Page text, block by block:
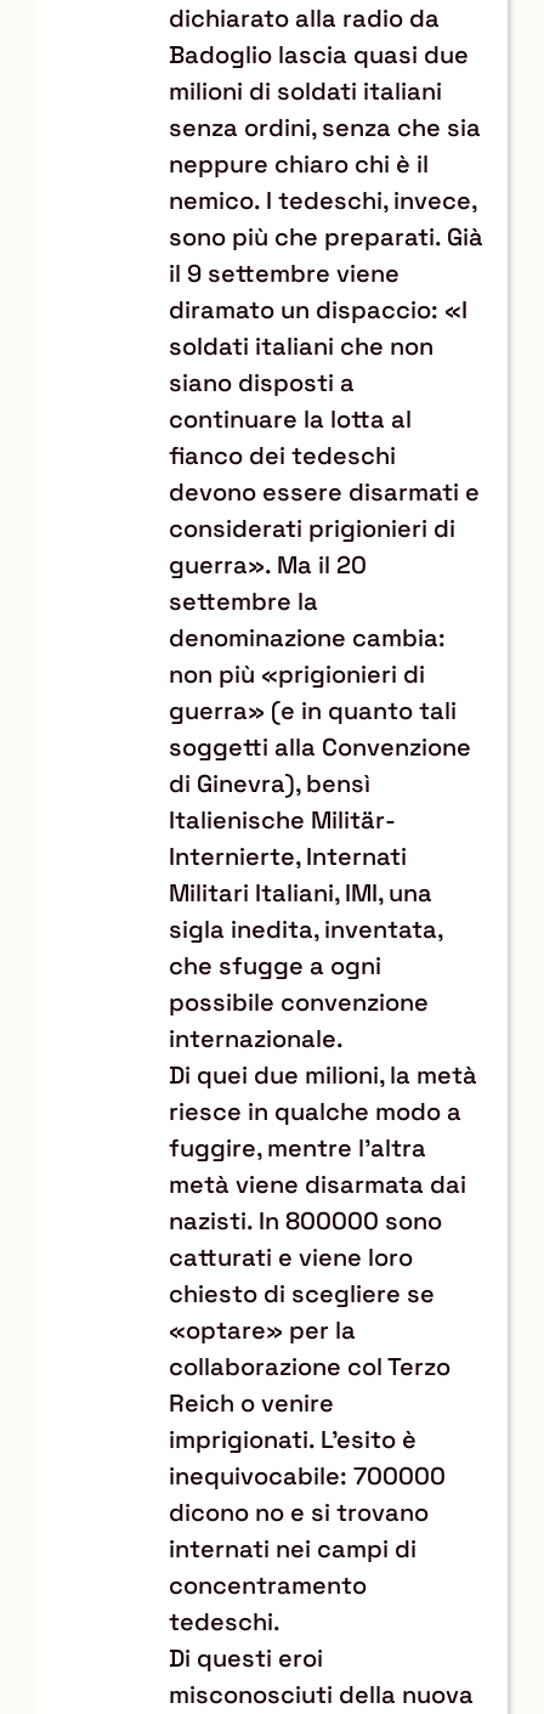
dichiarato alla radio da
Badoglio lascia quasi due
milioni di soldati italiani
senza ordini, senza che sia
neppure chiaro chi è il
nemico. I tedeschi, invece,
sono più che preparati. Già
il 9 settembre viene
diramato un dispaccio: «I
soldati italiani che non
siano disposti a
continuare la lotta al
fianco dei tedeschi
devono essere disarmati e
considerati prigionieri di
guerra». Ma il 20
settembre la
denominazione cambia:
non più «prigionieri di
guerra» (e in quanto tali
soggetti alla Convenzione
di Ginevra), bensì
Italienische Militär-
Internierte, Internati
Militari Italiani, IMI, una
sigla inedita, inventata,
che sfugge a ogni
possibile convenzione
internazionale.
Di quei due milioni, la metà
riesce in qualche modo a
fuggire, mentre l’altra
metà viene disarmata dai
nazisti. In 800000 sono
catturati e viene loro
chiesto di scegliere se
«optare» per la
collaborazione col Terzo
Reich o venire
imprigionati. L’esito è
inequivocabile: 700000
dicono no e si trovano
internati nei campi di
concentramento
tedeschi.
Di questi eroi
misconosciuti della nuova